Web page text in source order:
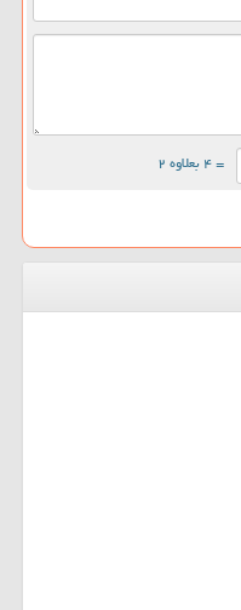
= ۴ بعلاوه ۲